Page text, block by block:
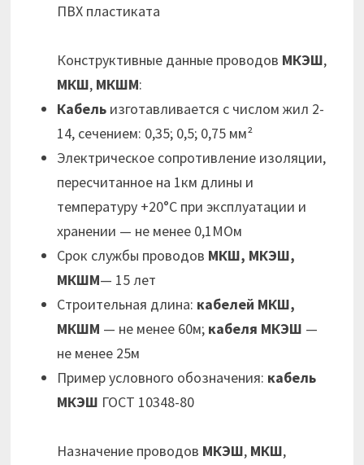
ПВХ пластиката
Конструктивные данные проводов МКЭШ,
МКШ, МКШМ:
Кабель изготавливается с числом жил 2-
14, сечением: 0,35; 0,5; 0,75 мм²
Электрическое сопротивление изоляции,
пересчитанное на 1км длины и
температуру +20°С при эксплуатации и
хранении — не менее 0,1МОм
Срок службы проводов МКШ, МКЭШ,
МКШМ— 15 лет
Строительная длина: кабелей МКШ,
МКШМ — не менее 60м; кабеля МКЭШ —
не менее 25м
Пример условного обозначения: кабель
МКЭШ ГОСТ 10348-80
Назначение проводов МКЭШ, МКШ,